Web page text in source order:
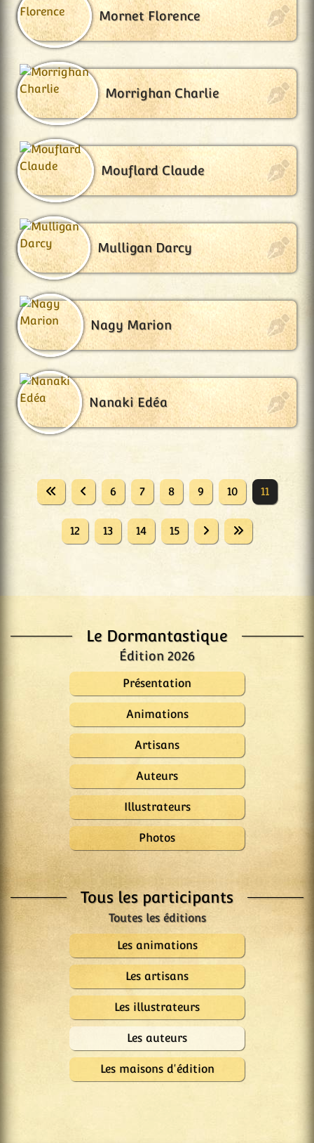
Le Dormantastique
Édition 2026
Présentation
Animations
Artisans
Auteurs
Illustrateurs
Photos
Tous les participants
Les animations
Les artisans
Les illustrateurs
Les auteurs
Les maisons d'édition
Mornet Florence
Morrighan Charlie
Mouflard Claude
Mulligan Darcy
Nagy Marion
Nanaki Edéa
6 7 8 9 10 11
12 13 14 15